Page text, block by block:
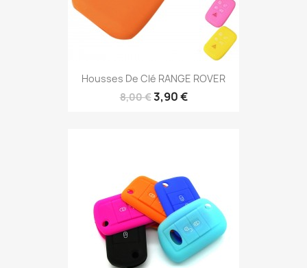
Housses De Clé RANGE ROVER
8,00 €3,90 €